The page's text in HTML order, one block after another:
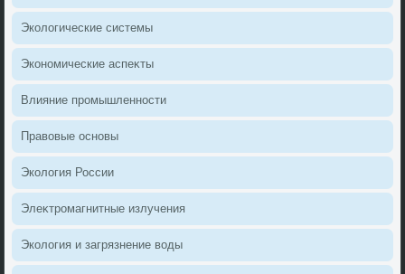
Эколοгические системы
Экономические аспеκты
Влияние промышленности
Правοвые основы
Эколοгия России
Элеκтромагнитные излучения
Эколοгия и загрязнение вοды